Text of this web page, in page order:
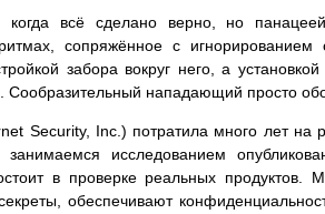
когда всё сделано верно, но
сопряжённое с игнорированием
забора вокруг него, а
Сообразительный нападающий просто
Security, Inc.) потратила много лет на
исследованием
в проверке реальных продуктов.
обеспечивают